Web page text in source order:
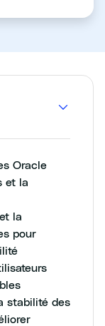
Oracle
et la
la
pour
stabilité des